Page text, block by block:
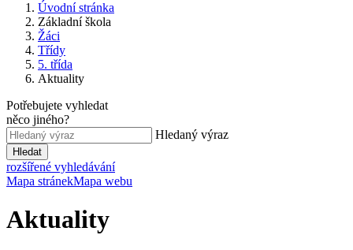
Úvodní stránka
Základní škola
Žáci
Třídy
5. třída
Aktuality
Potřebujete vyhledat
něco jiného?
Hledaný výraz
Hledat
rozšířené vyhledávání
Mapa stránekMapa webu
Aktuality